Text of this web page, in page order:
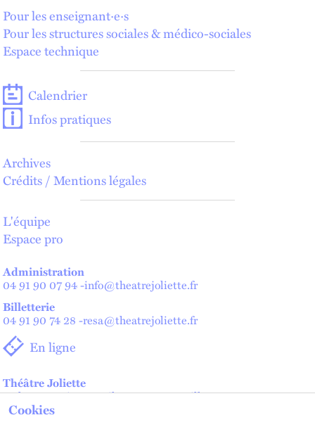
Pour les enseignant·e·s
Pour les structures sociales & médico-sociales
Espace technique
Calendrier
Infos pratiques
Archives
Crédits / Mentions légales
L'équipe
Espace pro
Administration
04 91 90 07 94-info@theatrejoliette.fr
Billetterie
04 91 90 74 28 -resa@theatrejoliette.fr
En ligne
Théâtre Joliette
2 place Henri Verneuil - 13002 Marseille
Théâtre de Lenche — Maison des artistes
Cookies